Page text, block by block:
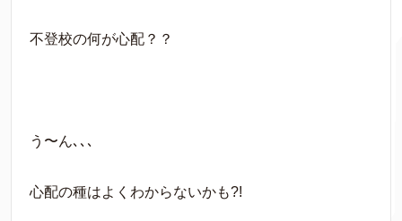
不登校の何が心配？？
う〜ん､､､
心配の種はよくわからないかも?!